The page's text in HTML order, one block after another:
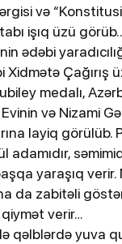
və
işıq üzü
ədəbi
Xidmətə Çağırış
medalı,
Evinin və Nizami
layiq
adamıdır,
yaraşıq
da zabitəli
verir…
qəlblərdə yuva